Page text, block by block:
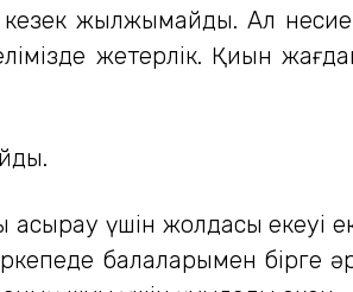
кезек жылжымайды. Ал
жетерлік. Қиын
асырау үшін жолдасы екеуі
балаларымен бірге